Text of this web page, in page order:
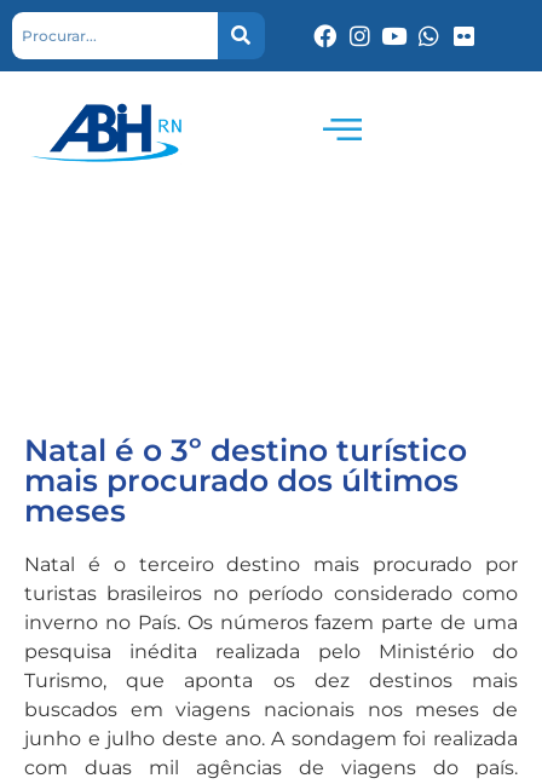
Natal é o 3º destino turístico
mais procurado dos últimos
meses
Natal é o terceiro destino mais procurado por
turistas brasileiros no período considerado como
inverno no País. Os números fazem parte de uma
pesquisa inédita realizada pelo Ministério do
Turismo, que aponta os dez destinos mais
buscados em viagens nacionais nos meses de
junho e julho deste ano. A sondagem foi realizada
com duas mil agências de viagens do país.